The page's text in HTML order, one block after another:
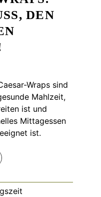
DEN
Wraps sind
Mahlzeit,
ist und
Mittagessen
ist.